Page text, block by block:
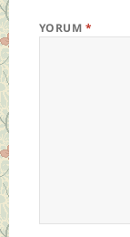
YORUM *